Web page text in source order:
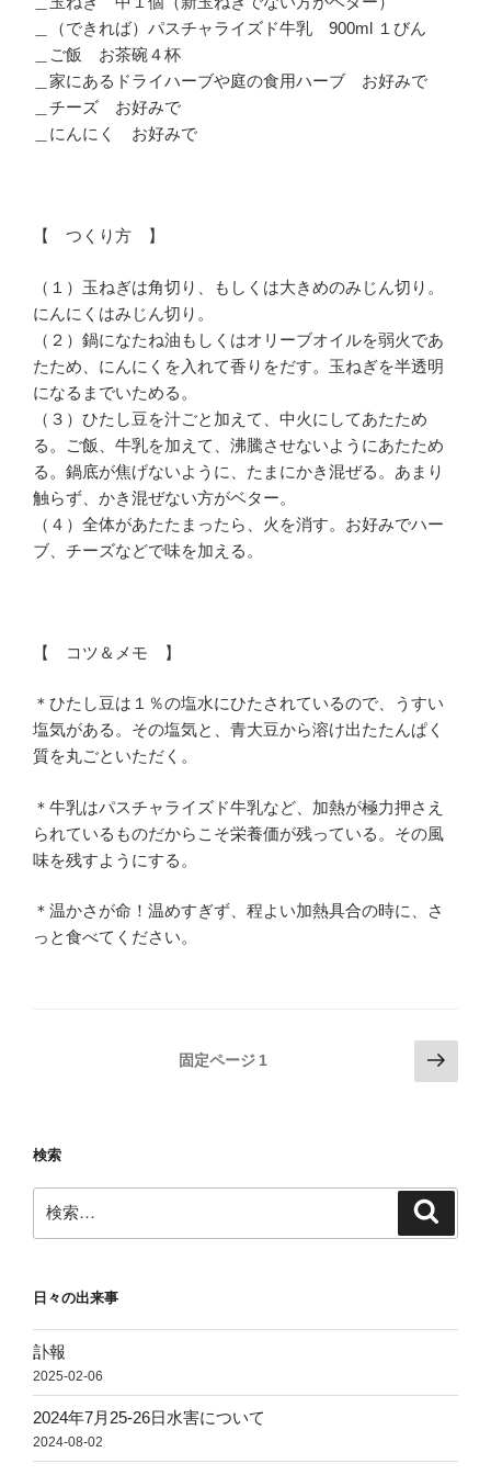
＿（できれば）パスチャライズド牛乳 900ml １びん
＿ご飯 お茶碗４杯
＿家にあるドライハーブや庭の食用ハーブ お好みで
＿チーズ お好みで
＿にんにく お好みで
【 つくり方 】
（１）玉ねぎは角切り、もしくは大きめのみじん切り。
にんにくはみじん切り。
（２）鍋になたね油もしくはオリーブオイルを弱火であ
たため、にんにくを入れて香りをだす。玉ねぎを半透明
になるまでいためる。
（３）ひたし豆を汁ごと加えて、中火にしてあたため
る。ご飯、牛乳を加えて、沸騰させないようにあたため
る。鍋底が焦げないように、たまにかき混ぜる。あまり
触らず、かき混ぜない方がベター。
（４）全体があたたまったら、火を消す。お好みでハー
ブ、チーズなどで味を加える。
【 コツ＆メモ 】
＊ひたし豆は１％の塩水にひたされているので、うすい
塩気がある。その塩気と、青大豆から溶け出たたんぱく
質を丸ごといただく。
＊牛乳はパスチャライズド牛乳など、加熱が極力押さえ
られているものだからこそ栄養価が残っている。その風
味を残すようにする。
＊温かさが命！温めすぎず、程よい加熱具合の時に、さ
っと食べてください。
ペ
ジ
送
固定ページ 1
次
の
検索
索:
日々の出来事
訃報
2025-02-06
2024年7月25-26日水害について
2024-08-02